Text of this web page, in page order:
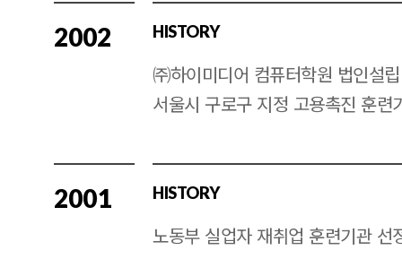
2002 HISTORY
㈜하이미디어 컴퓨터학원 법인설립
서울시 구로구 지정 고용촉진 훈련
2001 HISTORY
노동부 실업자 재취업 훈련기관 선